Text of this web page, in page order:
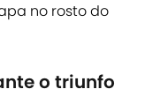
no rosto do
o triunfo